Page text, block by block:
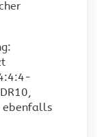
ebenfalls